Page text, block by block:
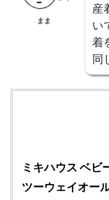
まま
産
い
着
同
ミキハウス ベビ
ツーウェイオー